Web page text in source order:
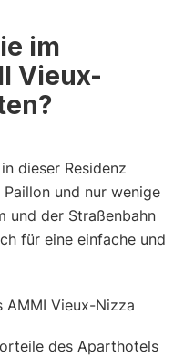
im
Vieux-
dieser Residenz
und nur wenige
und der Straßenbahn
für eine einfache und
des Aparthotels